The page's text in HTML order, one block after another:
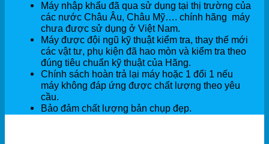
Máy nhập khẩu đã qua sử dụng tại thị trường của
các nước Châu Âu, Châu Mỹ…. chính hãng máy
chưa được sử dụng ở Việt Nam.
Máy được đội ngũ kỹ thuật kiểm tra, thay thế mới
các vật tư, phụ kiện đã hao mòn và kiểm tra theo
đúng tiêu chuẩn kỹ thuật của Hãng.
Chính sách hoàn trả lại máy hoặc 1 đổi 1 nếu
máy không đáp ứng được chất lượng theo yêu
cầu.
Bảo đảm chất lượng bản chụp đẹp.